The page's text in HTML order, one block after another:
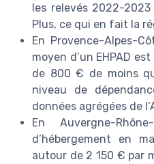
les relevés 2022-
Plus, ce qui en fait la
En Provence-Alpes-
moyen d’un EHPAD
de 800 € de moins
niveau de
données agrégées de
En Auvergne-
d’hébergement en
autour de 2 150 € par